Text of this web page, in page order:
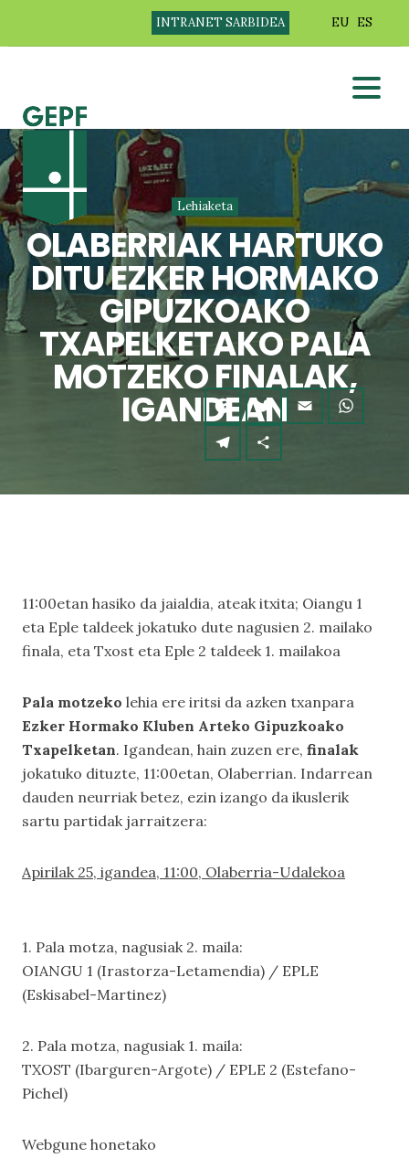
INTRANET SARBIDEA EU ES
Lehiaketa
OLABERRIAK HARTUKO
DITU EZKER HORMAKO
GIPUZKOAKO
TXAPELKETAKO PALA
MOTZEKO FINALAK,
IGANDEAN
11:00etan hasiko da jaialdia, ateak itxita; Oiangu 1
eta Eple taldeek jokatuko dute nagusien 2. mailako
finala, eta Txost eta Eple 2 taldeek 1. mailakoa
Pala motzeko lehia ere iritsi da azken txanpara
Ezker Hormako Kluben Arteko Gipuzkoako
Txapelketan. Igandean, hain zuzen ere, finalak
jokatuko dituzte, 11:00etan, Olaberrian. Indarrean
dauden neurriak betez, ezin izango da ikuslerik
sartu partidak jarraitzera:
Apirilak 25, igandea, 11:00, Olaberria-Udalekoa
1. Pala motza, nagusiak 2. maila:
OIANGU 1 (Irastorza-Letamendia) / EPLE
(Eskisabel-Martinez)
2. Pala motza, nagusiak 1. maila:
TXOST (Ibarguren-Argote) / EPLE 2 (Estefano-
Pichel)
Webgune honetako